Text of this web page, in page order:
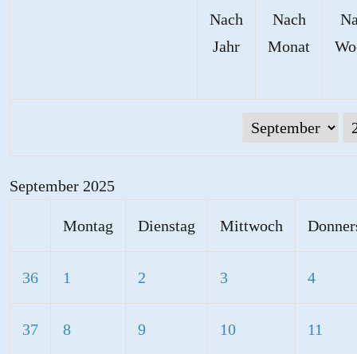
Nach
Jahr
Nach
Monat
September 2025
Montag Dienstag Mittwoch
36 1 2 3 4
37 8 9 10 11